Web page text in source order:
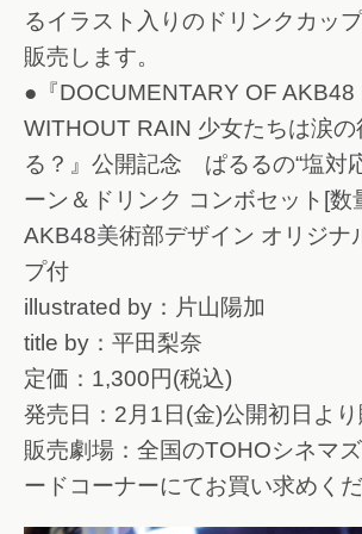
るイラスト入りのドリンクカッ
販売します。
●『DOCUMENTARY OF AKB48
WITHOUT RAIN 少女たちは涙の
る？』公開記念 ぱるるの“塩対
ーン＆ドリンク コンボセット[数
AKB48美術部デザイン オリジナ
プ付
illustrated by：片山陽加
title by：平田梨奈
定価：1,300円(税込)
発売日：2月1日(金)公開初日よ
販売劇場：全国のTOHOシネマ
ードコーナーにてお買い求めく